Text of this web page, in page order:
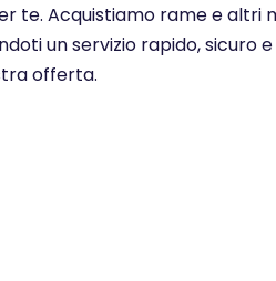
te. Acquistiamo rame e altri
un servizio rapido, sicuro
offerta.